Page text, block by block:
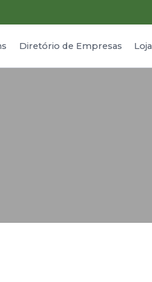
Diretório de Empresas Loja